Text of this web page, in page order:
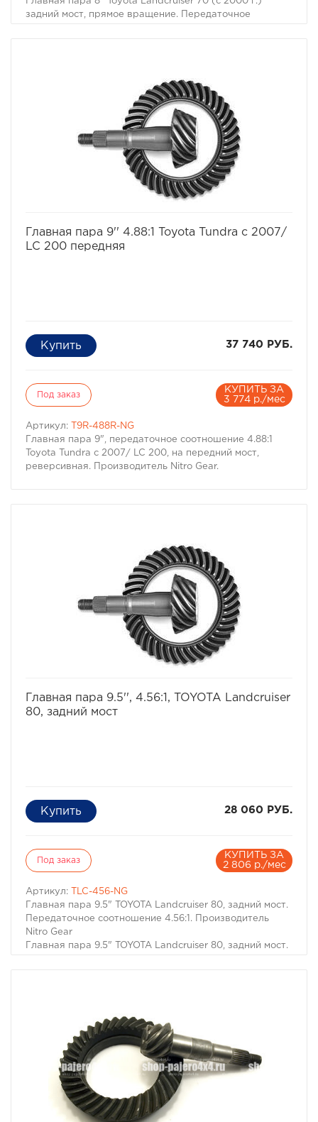
задний мост, прямое вращение. Передаточное
Главная пара 9'' 4.88:1 Toyota Tundra с 2007/
LC 200 передняя
37 740 РУБ.
Под заказ
КУПИТЬ ЗА
3 774 р./мес
Артикул:
T9R-488R-NG
Главная пара 9", передаточное соотношение 4.88:1
Toyota Tundra с 2007/ LC 200, на передний мост,
реверсивная. Производитель Nitro Gear.
Главная пара 9.5'', 4.56:1, TOYOTA Landcruiser
80, задний мост
28 060 РУБ.
Под заказ
КУПИТЬ ЗА
2 806 р./мес
Артикул:
TLC-456-NG
Главная пара 9.5" TOYOTA Landcruiser 80, задний мост.
Передаточное соотношение 4.56:1. Производитель
Nitro Gear
Главная пара 9.5" TOYOTA Landcruiser 80, задний мост.